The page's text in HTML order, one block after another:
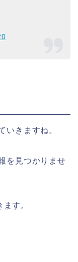
いきますね。
を見つかりませ
す。